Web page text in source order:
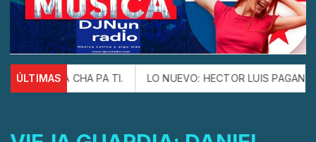
ÚLTIMAS
CHA PA TI. LO NUEVO: HECTOR LUIS PAGAN Y FRANKIE